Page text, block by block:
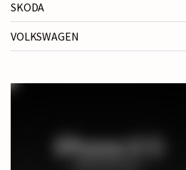
SKODA
VOLKSWAGEN